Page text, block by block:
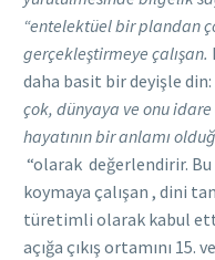
“entelektüel bir plandan
gerçekleştirmeye çalışan.
daha basit bir deyişle din:
çok, dünyaya ve onu idare
hayatının bir anlamı
“olarak değerlendirir. Bu
koymaya çalışan , dini
türetimli olarak kabul
açığa çıkış ortamını 15.